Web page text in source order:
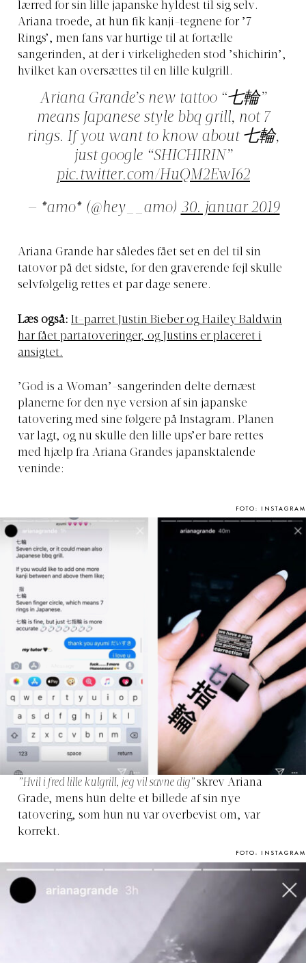
lærred for sin lille japanske hyldest til sig selv.
Ariana troede, at hun fik kanji-tegnene for ’7
Rings’, men fans var hurtige til at fortælle
sangerinden, at der i virkeligheden stod ’shichirin’,
hvilket kan oversættes til en lille kulgrill.
Ariana Grande’s new tattoo “七輪”
means Japanese style bbq grill, not 7
rings. If you want to know about 七輪,
just google “SHICHIRIN”
pic.twitter.com/HuQM2EwI62
— *amo* (@hey__amo) 30. januar 2019
Ariana Grande har således fået set en del til sin
tatovør på det sidste, for den graverende fejl skulle
selvfølgelig rettes et par dage senere.
Læs også: It-parret Justin Bieber og Hailey Baldwin
har fået partatoveringer, og Justins er placeret i
ansigtet.
’God is a Woman’-sangerinden delte dernæst
planerne for den nye version af sin japanske
tatovering med sine følgere på Instagram. Planen
var lagt, og nu skulle den lille ups’er bare rettes
med hjælp fra Ariana Grandes japansktalende
veninde:
FOTO: INSTAGRAM
”Hvil i fred lille kulgrill, jeg vil savne dig”skrev Ariana
Grade, mens hun delte et billede af sin nye
tatovering, som hun nu var overbevist om, var
korrekt.
FOTO: INSTAGRAM